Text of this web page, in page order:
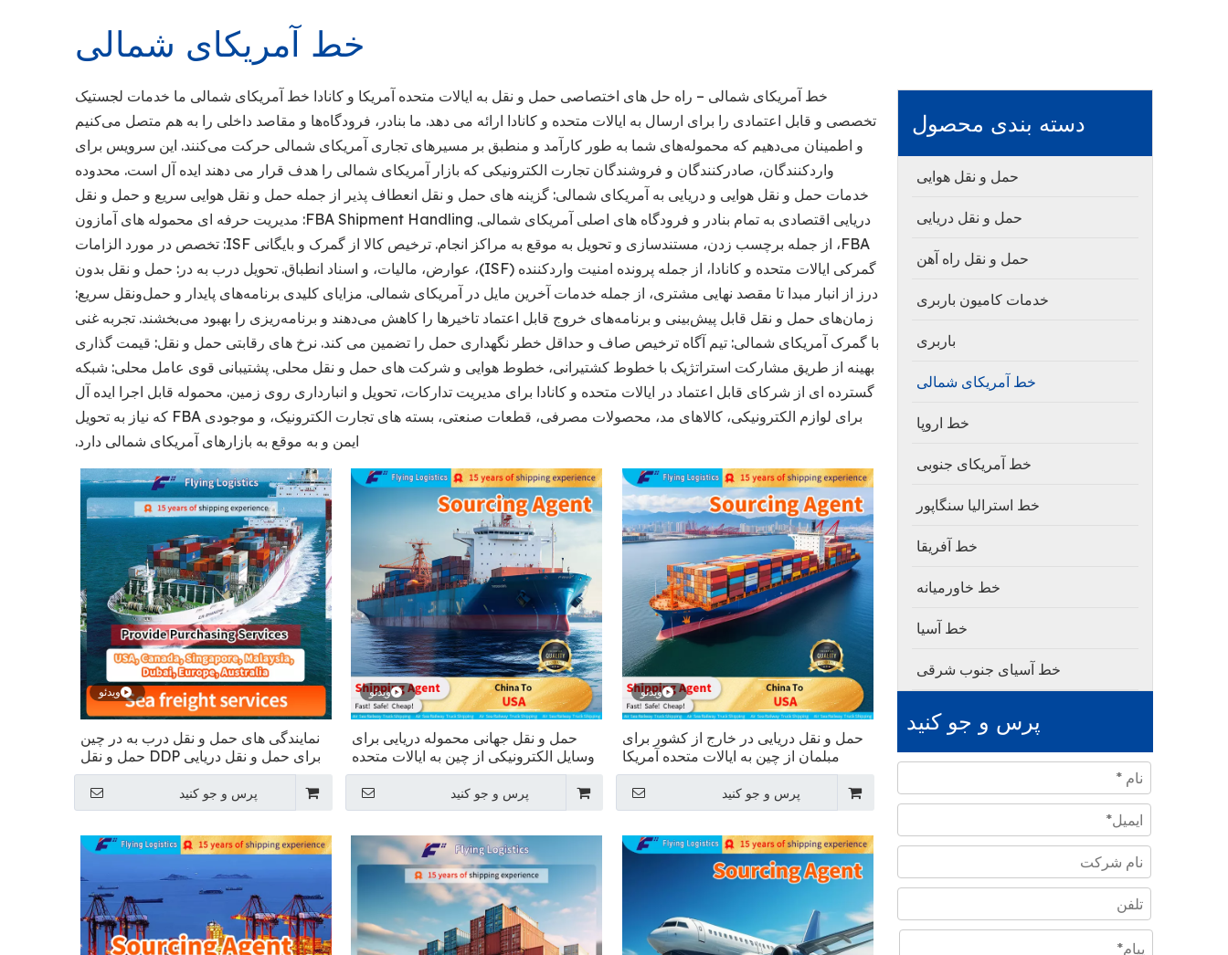
خط آمریکای شمالی
خط آمریکای شمالی – راه حل های اختصاصی حمل و نقل به ایالات متحده آمریکا و کانادا خط آمریکای شمالی ما خدمات لجستیک
تخصصی و قابل اعتمادی را برای ارسال به ایالات متحده و کانادا ارائه می دهد. ما بنادر، فرودگاه‌ها و مقاصد داخلی را به هم متصل می‌کنیم
و اطمینان می‌دهیم که محموله‌های شما به طور کارآمد و منطبق بر مسیرهای تجاری آمریکای شمالی حرکت می‌کنند. این سرویس برای
واردکنندگان، صادرکنندگان و فروشندگان تجارت الکترونیکی که بازار آمریکای شمالی را هدف قرار می دهند ایده آل است. محدوده
خدمات حمل و نقل هوایی و دریایی به آمریکای شمالی: گزینه های حمل و نقل انعطاف پذیر از جمله حمل و نقل هوایی سریع و حمل و نقل
دریایی اقتصادی به تمام بنادر و فرودگاه های اصلی آمریکای شمالی. FBA Shipment Handling: مدیریت حرفه ای محموله های آمازون
FBA، از جمله برچسب زدن، مستندسازی و تحویل به موقع به مراکز انجام. ترخیص کالا از گمرک و بایگانی ISF: تخصص در مورد الزامات
گمرکی ایالات متحده و کانادا، از جمله پرونده امنیت واردکننده (ISF)، عوارض، مالیات، و اسناد انطباق. تحویل درب به در: حمل و نقل بدون
درز از انبار مبدا تا مقصد نهایی مشتری، از جمله خدمات آخرین مایل در آمریکای شمالی. مزایای کلیدی برنامه‌های پایدار و حمل‌ونقل سریع:
زمان‌های حمل و نقل قابل پیش‌بینی و برنامه‌های خروج قابل اعتماد تاخیرها را کاهش می‌دهند و برنامه‌ریزی را بهبود می‌بخشند. تجربه غنی
با گمرک آمریکای شمالی: تیم آگاه ترخیص صاف و حداقل خطر نگهداری حمل را تضمین می کند. نرخ های رقابتی حمل و نقل: قیمت گذاری
بهینه از طریق مشارکت استراتژیک با خطوط کشتیرانی، خطوط هوایی و شرکت های حمل و نقل محلی. پشتیبانی قوی عامل محلی: شبکه
گسترده ای از شرکای قابل اعتماد در ایالات متحده و کانادا برای مدیریت تدارکات، تحویل و انبارداری روی زمین. محموله قابل اجرا ایده آل
برای لوازم الکترونیکی، کالاهای مد، محصولات مصرفی، قطعات صنعتی، بسته های تجارت الکترونیک، و موجودی FBA که نیاز به تحویل
ایمن و به موقع به بازارهای آمریکای شمالی دارد.
ویدئو
حمل و نقل دریایی در خارج از کشور برای
مبلمان از چین به ایالات متحده آمریکا
پرس و جو کنید
ویدئو
حمل و نقل جهانی محموله دریایی برای
وسایل الکترونیکی از چین به ایالات متحده
آمریکا
پرس و جو کنید
ویدئو
نمایندگی های حمل و نقل درب به در چین
برای حمل و نقل دریایی DDP حمل و نقل
بار به ایالات متحده آمریکا، کانادا، سنگاپور،
مالزی، دبی، اروپا، استرالیا
پرس و جو کنید
دسته بندی محصول
حمل و نقل هوایی
حمل و نقل دریایی
حمل و نقل راه آهن
خدمات کامیون باربری
باربری
خط آمریکای شمالی
خط اروپا
خط آمریکای جنوبی
خط استرالیا سنگاپور
خط آفریقا
خط خاورمیانه
خط آسیا
خط آسیای جنوب شرقی
پرس و جو کنید